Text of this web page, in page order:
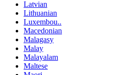
Latvian
Lithuanian
Luxembou..
Macedonian
Malagasy
Malay
Malayalam
Maltese